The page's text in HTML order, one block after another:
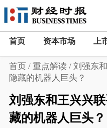
首页 资本市场 上
首页/ 重点解读 / 刘强东
隐藏的机器人巨头？
刘强东和王兴兴
藏的机器人巨头？